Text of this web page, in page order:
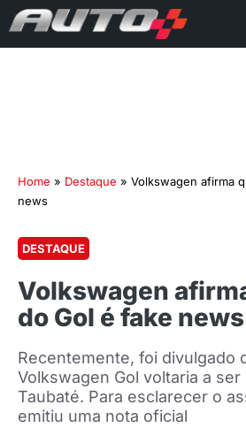
Home » Destaque » Volkswagen afirma
news
DESTAQUE
Volkswagen
do Gol é fake news
Recentemente, foi divulgado
Volkswagen Gol voltaria a
Taubaté. Para esclarecer o
emitiu uma nota oficial